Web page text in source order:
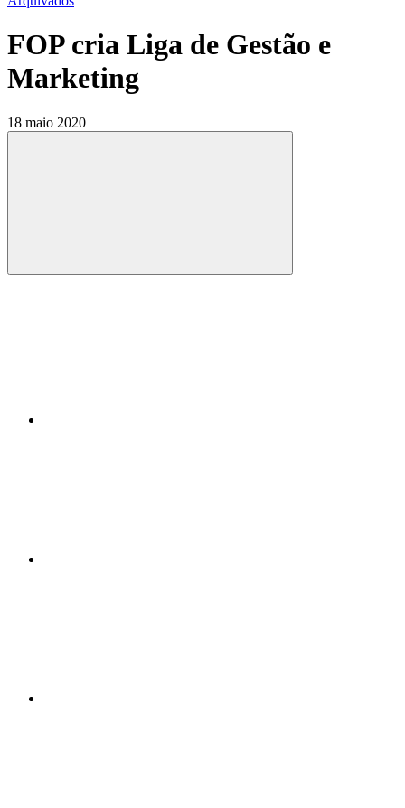
FOP cria Liga de Gestão e
Marketing
18 maio 2020
Compartilhar